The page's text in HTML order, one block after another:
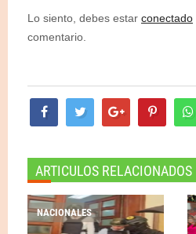
Lo siento, debes estar conectado
comentario.
ARTICULOS RELACIONADOS
NACIONALES